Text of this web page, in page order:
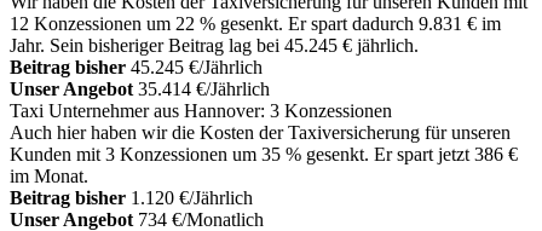
12 Konzessionen um 22 % gesenkt. Er spart dadurch 9.831 € im
Jahr. Sein bisheriger Beitrag lag bei 45.245 € jährlich.
Beitrag bisher 45.245 €/Jährlich
Unser Angebot 35.414 €/Jährlich
Taxi Unternehmer aus Hannover: 3 Konzessionen
Auch hier haben wir die Kosten der Taxiversicherung für unseren
Kunden mit 3 Konzessionen um 35 % gesenkt. Er spart jetzt 386 €
im Monat.
Beitrag bisher 1.120 €/Jährlich
Unser Angebot 734 €/Monatlich